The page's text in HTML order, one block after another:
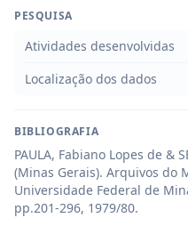
PESQUISA
Atividades desenvolvidas
Localização dos dados
BIBLIOGRAFIA
PAULA, Fabiano Lopes de &
(Minas Gerais). Arquivos do
Universidade Federal de
pp.201-296, 1979/80.